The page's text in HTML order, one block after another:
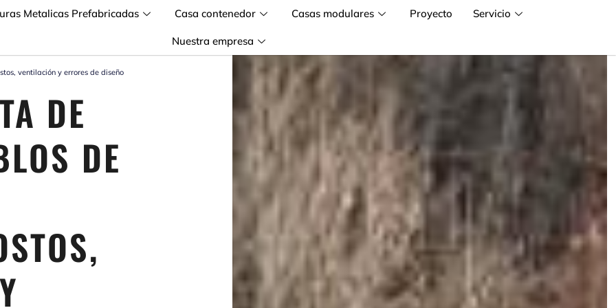
Metalicas Prefabricadas Casa contenedor Casas modulares Proyecto Servicio
Nuestra empresa
ventilación y errores de diseño
DE
DE